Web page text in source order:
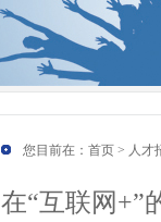
您目前在： 首页 > 人才
在“互联网+”